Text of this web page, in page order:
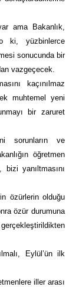
ama Bakanlık,
ki, yüzbinlerce
sonucunda bir
vazgeçecek.
kaçınılmaz
muhtemel yeni
bir zaruret
sorunların ve
öğretmen
yanıltmasını
özürlerin olduğu
özür durumuna
Eylül’ün ilk
iller arası